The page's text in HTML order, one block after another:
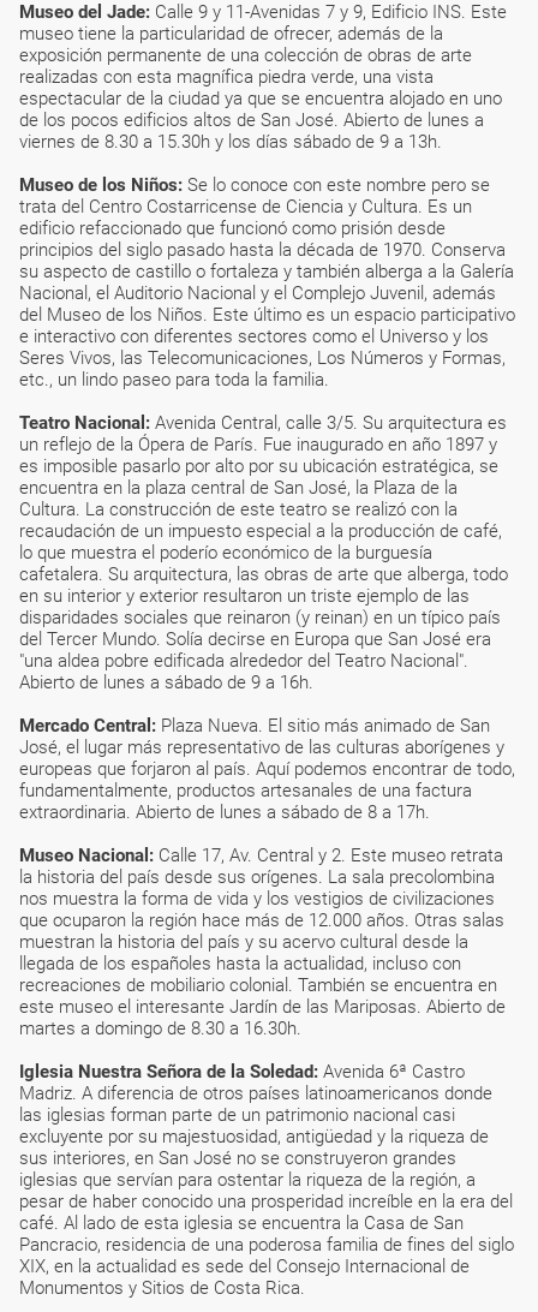
Museo del Jade: Calle 9 y 11-Avenidas 7 y 9, Edificio INS. Este
museo tiene la particularidad de ofrecer, además de la
exposición permanente de una colección de obras de arte
realizadas con esta magnífica piedra verde, una vista
espectacular de la ciudad ya que se encuentra alojado en uno
de los pocos edificios altos de San José. Abierto de lunes a
viernes de 8.30 a 15.30h y los días sábado de 9 a 13h.
Museo de los Niños: Se lo conoce con este nombre pero se
trata del Centro Costarricense de Ciencia y Cultura. Es un
edificio refaccionado que funcionó como prisión desde
principios del siglo pasado hasta la década de 1970. Conserva
su aspecto de castillo o fortaleza y también alberga a la Galería
Nacional, el Auditorio Nacional y el Complejo Juvenil, además
del Museo de los Niños. Este último es un espacio participativo
e interactivo con diferentes sectores como el Universo y los
Seres Vivos, las Telecomunicaciones, Los Números y Formas,
etc., un lindo paseo para toda la familia.
Teatro Nacional: Avenida Central, calle 3/5. Su arquitectura es
un reflejo de la Ópera de París. Fue inaugurado en año 1897 y
es imposible pasarlo por alto por su ubicación estratégica, se
encuentra en la plaza central de San José, la Plaza de la
Cultura. La construcción de este teatro se realizó con la
recaudación de un impuesto especial a la producción de café,
lo que muestra el poderío económico de la burguesía
cafetalera. Su arquitectura, las obras de arte que alberga, todo
en su interior y exterior resultaron un triste ejemplo de las
disparidades sociales que reinaron (y reinan) en un típico país
del Tercer Mundo. Solía decirse en Europa que San José era
"una aldea pobre edificada alrededor del Teatro Nacional".
Abierto de lunes a sábado de 9 a 16h.
Mercado Central: Plaza Nueva. El sitio más animado de San
José, el lugar más representativo de las culturas aborígenes y
europeas que forjaron al país. Aquí podemos encontrar de todo,
fundamentalmente, productos artesanales de una factura
extraordinaria. Abierto de lunes a sábado de 8 a 17h.
Museo Nacional: Calle 17, Av. Central y 2. Este museo retrata
la historia del país desde sus orígenes. La sala precolombina
nos muestra la forma de vida y los vestigios de civilizaciones
que ocuparon la región hace más de 12.000 años. Otras salas
muestran la historia del país y su acervo cultural desde la
llegada de los españoles hasta la actualidad, incluso con
recreaciones de mobiliario colonial. También se encuentra en
este museo el interesante Jardín de las Mariposas. Abierto de
martes a domingo de 8.30 a 16.30h.
Iglesia Nuestra Señora de la Soledad: Avenida 6ª Castro
Madriz. A diferencia de otros países latinoamericanos donde
las iglesias forman parte de un patrimonio nacional casi
excluyente por su majestuosidad, antigüedad y la riqueza de
sus interiores, en San José no se construyeron grandes
iglesias que servían para ostentar la riqueza de la región, a
pesar de haber conocido una prosperidad increíble en la era del
café. Al lado de esta iglesia se encuentra la Casa de San
Pancracio, residencia de una poderosa familia de fines del siglo
XIX, en la actualidad es sede del Consejo Internacional de
Monumentos y Sitios de Costa Rica.